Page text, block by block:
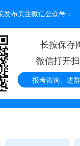
布关注微信公众号：
长按保存
微信打开
报考咨询、进